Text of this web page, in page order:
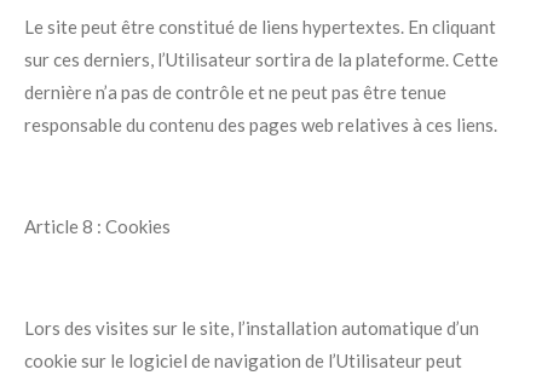
Le site peut être constitué de liens hypertextes. En cliquant
sur ces derniers, l’Utilisateur sortira de la plateforme. Cette
dernière n’a pas de contrôle et ne peut pas être tenue
responsable du contenu des pages web relatives à ces liens.
Article 8 : Cookies
Lors des visites sur le site, l’installation automatique d’un
cookie sur le logiciel de navigation de l’Utilisateur peut